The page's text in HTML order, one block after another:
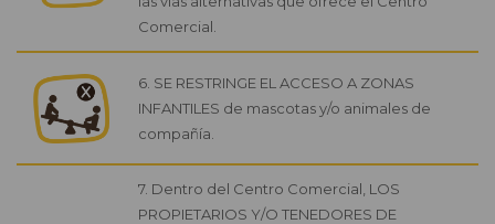
Comercial.
6. SE RESTRINGE EL ACCESO A ZONAS
INFANTILES de mascotas y/o animales de
compañía.
7. Dentro del Centro Comercial, LOS
PROPIETARIOS Y/O TENEDORES DE